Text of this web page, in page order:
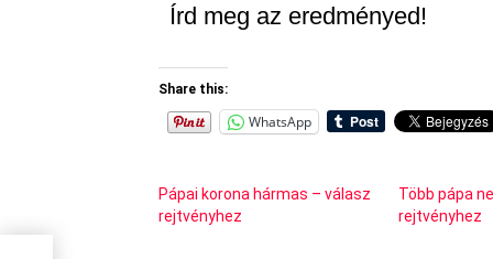
Írd meg az eredményed!
Share this:
WhatsApp
Pápai korona hármas – válasz
rejtvényhez
Több pápa
rejtvényhez